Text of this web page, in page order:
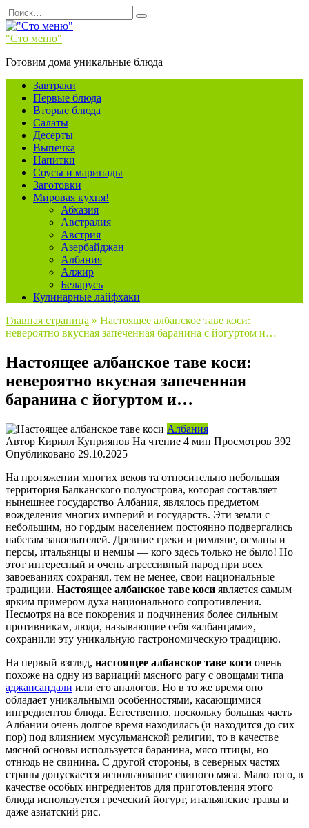
Перейти
к
содержанию
Search
for:
"Сто меню"
Готовим дома уникальные блюда
Завтраки
Первые блюда
Вторые блюда
Салаты
Десерты
Выпечка
Напитки
Соусы и маринады
Заготовки
Мировая кухня!
Абхазия
Австралия
Австрия
Азербайджан
Албания
Алжир
Беларусь
Кулинарные лайфхаки
Главная страница » Настоящее албанское таве коси:
невероятно вкусная запеченная баранина с йогуртом и…
Настоящее албанское таве коси:
невероятно вкусная запеченная
баранина с йогуртом и…
Албания
Автор Кирилл Куприянов На чтение 4 мин Просмотров 392
Опубликовано 29.10.2025
На протяжении многих веков та относительно небольшая
территория Балканского полуострова, которая составляет
нынешнее государство Албания, являлось предметом
вожделения многих империй и государств. Эти земли с
небольшим, но гордым населением постоянно подвергались
набегам завоевателей. Древние греки и римляне, османы и
персы, итальянцы и немцы — кого здесь только не было! Но
этот интересный и очень агрессивный народ при всех
завоеваниях сохранял, тем не менее, свои национальные
традиции. Настоящее албанское таве коси является самым
ярким примером духа национального сопротивления.
Несмотря на все покорения и подчинения более сильным
противникам, люди, называющие себя «албанцами»,
сохранили эту уникальную гастрономическую традицию.
На первый взгляд, настоящее албанское таве коси очень
похоже на одну из вариаций мясного рагу с овощами типа
аджапсандали или его аналогов. Но в то же время оно
обладает уникальными особенностями, касающимися
ингредиентов блюда. Естественно, поскольку большая часть
Албании очень долгое время находилась (и находится до сих
пор) под влиянием мусульманской религии, то в качестве
мясной основы используется баранина, мясо птицы, но
отнюдь не свинина. С другой стороны, в северных частях
страны допускается использование свиного мяса. Мало того, в
качестве особых ингредиентов для приготовления этого
блюда используется греческий йогурт, итальянские травы и
даже азиатский рис.